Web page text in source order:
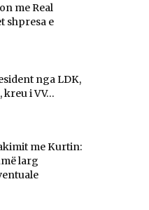
me Real
shpresa e
nga LDK,
i VV...
me Kurtin:
larg